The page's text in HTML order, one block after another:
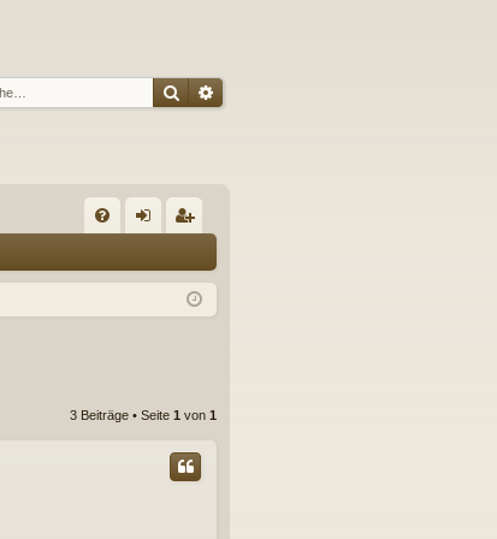
SucheErweiterte Suche
Q m ist
3 Beiträge • Seite 1 von 1